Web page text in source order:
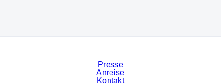
Presse
Anreise
Kontakt